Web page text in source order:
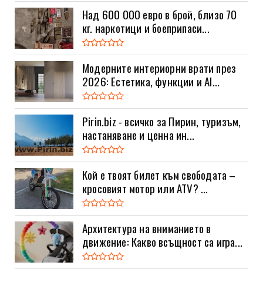
Над 600 000 евро в брой, близо 70
кг. наркотици и боеприпаси...
Модерните интериорни врати през
2026: Естетика, функции и AI...
Pirin.biz - всичко за Пирин, туризъм,
настаняване и ценна ин...
Кой е твоят билет към свободата –
кросовият мотор или ATV? ...
Архитектура на вниманието в
движение: Какво всъщност са игра...